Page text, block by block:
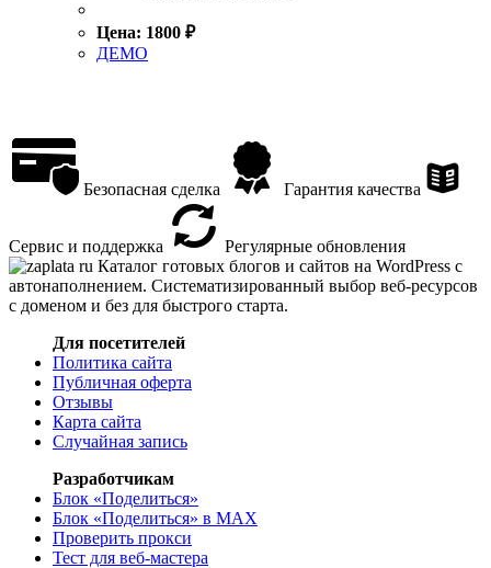
Цена: 1800 ₽
ДЕМО
Безопасная сделка Гарантия качества
Сервис и поддержка
Регулярные обновления
Каталог готовых блогов и сайтов на WordPress с
автонаполнением. Систематизированный выбор веб-ресурсов
с доменом и без для быстрого старта.
Для посетителей
Политика сайта
Публичная оферта
Отзывы
Карта сайта
Случайная запись
Разработчикам
Блок «Поделиться»
Блок «Поделиться» в MAX
Проверить прокси
Тест для веб-мастера